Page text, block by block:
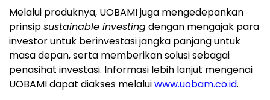
Melalui produknya, UOBAMI juga mengedepankan
prinsipsustainable investingdengan mengajak para
investor untuk berinvestasi jangka panjang untuk
masa depan, serta memberikan solusi sebagai
penasihat investasi. Informasi lebih lanjut mengenai
UOBAMI dapat diakses melaluiwww.uobam.co.id.